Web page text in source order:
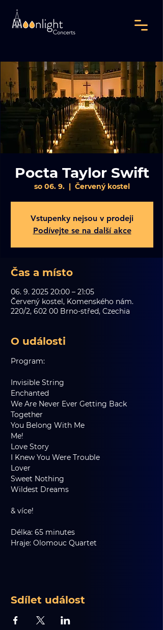
Pocta Taylor Swift
so 06. 9.
  |
Červený kostel
Vstupenky nejsou v prodeji
Podívejte se na další akce
Čas a místo
06. 9. 2025 20:00 – 21:05
Červený kostel, Komenského nám.
220/2, 602 00 Brno-střed, Czechia
O události
Program:
Invisible String
Enchanted
We Are Never Ever Getting Back
Together
You Belong With Me
Me!
Love Story
I Knew You Were Trouble
Lover
Sweet Nothing
Wildest Dreams
& více!
Délka: 65 minutes
Hraje: Olomouc Quartet
Sdílet událost